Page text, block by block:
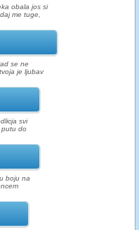
obala jos si
me tuge,
se ne
je ljubav
svi
putu do
boju na